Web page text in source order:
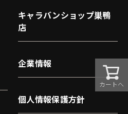
カートへ
キャラバンショップ巣鴨
店
企業情報
個人情報保護方針